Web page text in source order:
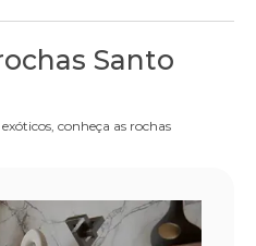
Santo
conheça as rochas